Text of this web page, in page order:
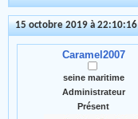
15 octobre 2019 à 22:10:16
Caramel2007
seine maritime
Administrateur
Présent